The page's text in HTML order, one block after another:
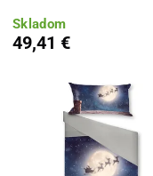
Skladom
49,41 €